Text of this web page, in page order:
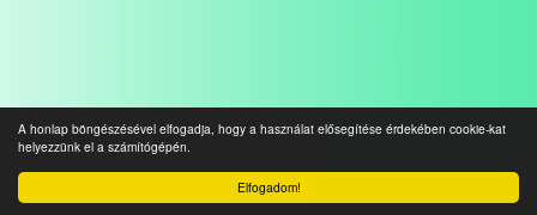
Elfogadom!
A honlap böngészésével elfogadja, hogy a használat elősegítése érdekében cookie-kat
helyezzünk el a számítógépén.